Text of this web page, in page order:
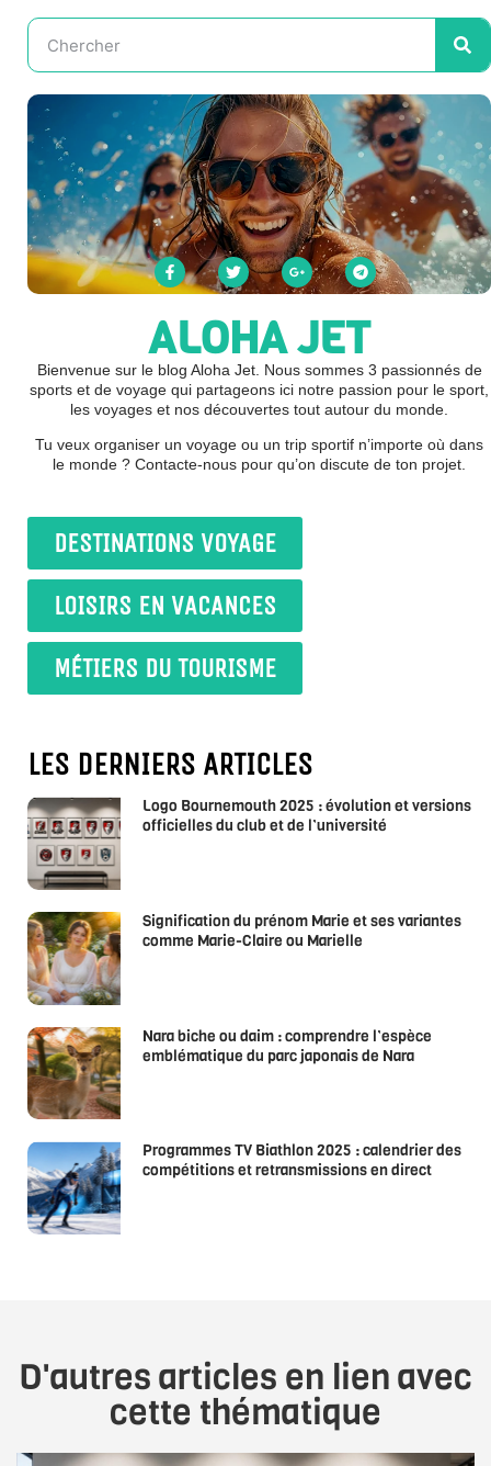
ALOHA JET
Bienvenue sur le blog Aloha Jet. Nous sommes 3 passionnés de
sports et de voyage qui partageons ici notre passion pour le sport,
les voyages et nos découvertes tout autour du monde.
Tu veux organiser un voyage ou un trip sportif n’importe où dans
le monde ? Contacte-nous pour qu’on discute de ton projet.
DESTINATIONS VOYAGE
LOISIRS EN VACANCES
MÉTIERS DU TOURISME
LES DERNIERS ARTICLES
Logo Bournemouth 2025 : évolution et versions
officielles du club et de l’université
Signification du prénom Marie et ses variantes
comme Marie-Claire ou Marielle
Nara biche ou daim : comprendre l’espèce
emblématique du parc japonais de Nara
Programmes TV Biathlon 2025 : calendrier des
compétitions et retransmissions en direct
D'autres articles en lien avec
cette thématique